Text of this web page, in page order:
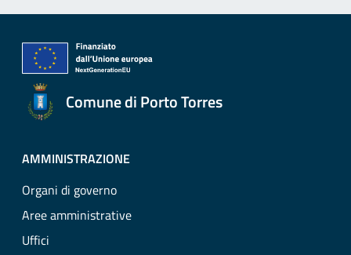
Comune di Porto Torres
AMMINISTRAZIONE
Organi di governo
Aree amministrative
Uffici